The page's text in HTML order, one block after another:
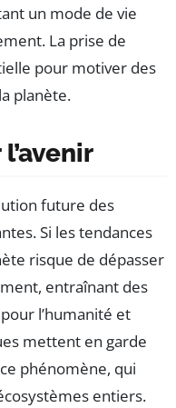
un mode de vie
La prise de
pour motiver des
planète.
future des
Si les tendances
risque de dépasser
entraînant des
l’humanité et
mettent en garde
phénomène, qui
entiers.